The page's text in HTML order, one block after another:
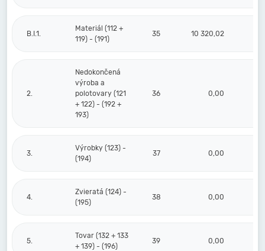
B.I.1.
Materiál (112 +
119) - (191)
35 10 320,02
2.
Nedokončená
výroba a
polotovary (121
+ 122) - (192 +
193)
36 0,00
3.
Výrobky (123) -
(194)
37 0,00
4.
Zvieratá (124) -
(195)
38 0,00
5.
Tovar (132 + 133
+ 139) - (196)
39 0,00